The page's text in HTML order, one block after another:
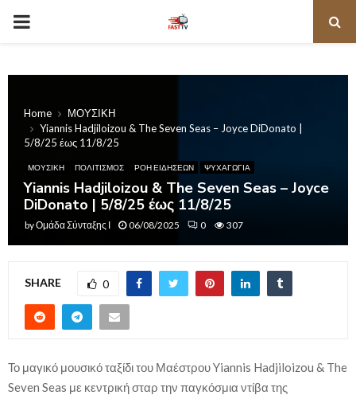
PRIMARY
Home
ΜΟΥΣΙΚΗ
Yiannis Hadjiloizou & The Seven Seas – Joyce DiDonato |
5/8/25 έως 11/8/25
ΜΟΥΣΙΚΗ ΠΟΛΙΤΙΣΜΟΣ ΡΟΗ ΕΙΔΗΣΕΩΝ ΨΥΧΑΓΩΓΙΑ
Yiannis Hadjiloizou & The Seven Seas – Joyce
DiDonato | 5/8/25 έως 11/8/25
byΟμάδα Σύνταξης Ι 06/08/2025 0 307
SHARE 0
Το μαγικό μουσικό ταξίδι του Μαέστρου Yiannis Hadjiloizou & The
Seven Seas με κεντρική σταρ την παγκόσμια ντίβα της